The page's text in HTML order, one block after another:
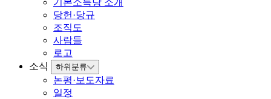
당헌·당규
조직도
사람들
로고
소식
하위분류
논평·보도자료
일정